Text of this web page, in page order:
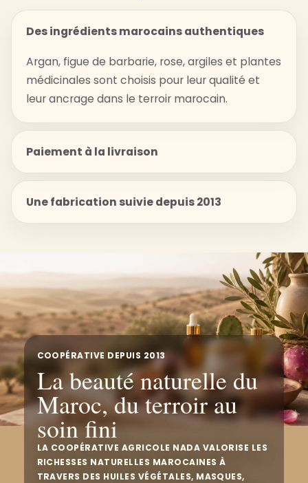
Des ingrédients marocains authentiques
Argan, figue de barbarie, rose, argiles et plantes
médicinales sont choisis pour leur qualité et
leur ancrage dans le terroir marocain.
Paiement à la livraison
Une fabrication suivie depuis 2013
COOPÉRATIVE DEPUIS 2013
La beauté naturelle du
Maroc, du terroir au
soin fini
LA COOPÉRATIVE AGRICOLE NADA VALORISE LES
RICHESSES NATURELLES MAROCAINES À
TRAVERS DES HUILES VÉGÉTALES, MASQUES,